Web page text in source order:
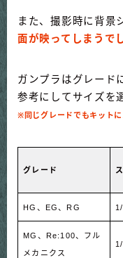
また、撮影時に背景
面が映ってしまうで
ガンプラはグレード
参考にしてサイズを
※同じグレードでもキットに
グレード
HG、EG、RG
MG、Re:100、フル
メカニクス